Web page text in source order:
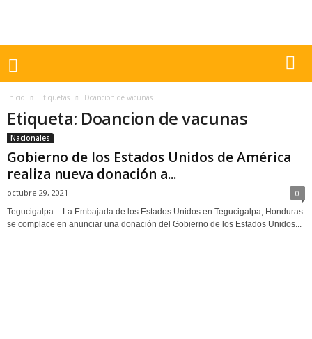
Inicio Etiquetas Doancion de vacunas
Etiqueta: Doancion de vacunas
Nacionales
Gobierno de los Estados Unidos de América
realiza nueva donación a...
octubre 29, 2021 0
Tegucigalpa – La Embajada de los Estados Unidos en Tegucigalpa, Honduras
se complace en anunciar una donación del Gobierno de los Estados Unidos...